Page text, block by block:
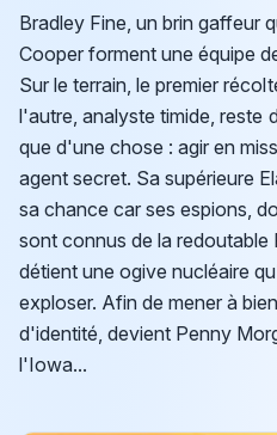
Bradley Fine, un brin gaffeur
Cooper forment une équipe
Sur le terrain, le premier
l'autre, analyste timide, reste
que d'une chose : agir en
agent secret. Sa supérieure
sa chance car ses espions,
sont connus de la
détient une ogive nucléaire
exploser. Afin de mener à
d'identité, devient Penny
l'Iowa...